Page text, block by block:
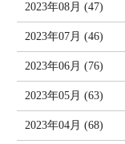
2023年08月 (47)
2023年07月 (46)
2023年06月 (76)
2023年05月 (63)
2023年04月 (68)